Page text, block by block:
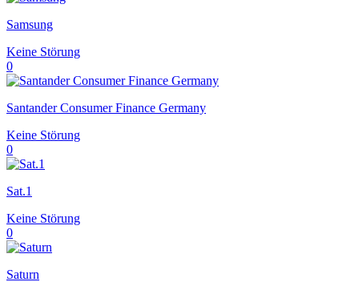
Samsung
Keine Störung
0
Santander Consumer Finance Germany
Keine Störung
0
Sat.1
Keine Störung
0
Saturn